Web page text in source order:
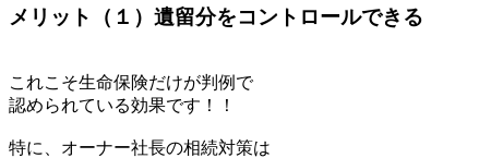
メリット（１）遺留分をコントロールできる
これこそ生命保険だけが判例で
認められている効果です！！
特に、オーナー社長の相続対策は